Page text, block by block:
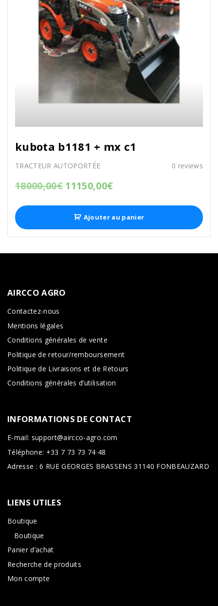
kubota b1181 + mx c1
TRACTEUR AUTOPORTÉE 0 reviews
18000,00€ 11150,00€
Ajouter au panier
AIRCCO AGRO
Contactez-nous
Mentions légales
Conditions générales de vente
Politique de retour/remboursement
Politique de Livraisons et de Retours
Conditions générales d’utilisation
INFORMATIONS DE CONTACT
E-mail: support@aircco-agro.com
Téléphone: +33 7 73 73 74 48
Adresse : 6 RUE GEORGES BRASSENS 31140 FONBEAUZARD
LIENS UTILES
Boutique
Boutique
Panier d’achat
Recherche de produits
Mon compte